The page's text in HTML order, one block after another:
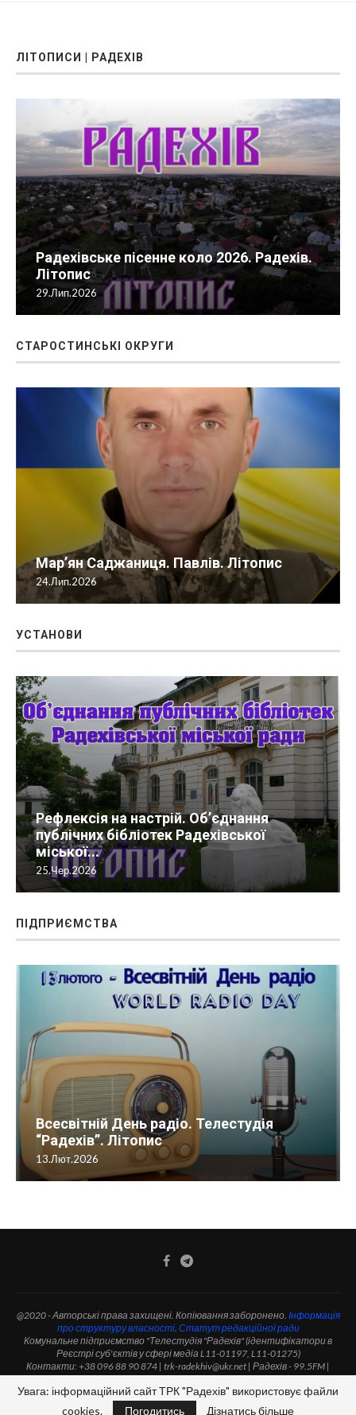
ЛІТОПИСИ | РАДЕХІВ
Радехівське пісенне коло 2026. Радехів.
Літопис
29.Лип.2026
СТАРОСТИНСЬКІ ОКРУГИ
Мар’ян Саджаниця. Павлів. Літопис
24.Лип.2026
УСТАНОВИ
Рефлексія на настрій. Об’єднання
публічних бібліотек Радехівської
міської...
25.Чер.2026
ПІДПРИЄМСТВА
Всесвітній День радіо. Телестудія
“Радехів”. Літопис
13.Лют.2026
@2020 - Авторські права захищені. Копіювання заборонено. Інформація
про структуру власності. Статут редакційної ради
Комунальне підприємство "Телестудія "Радехів" (ідентифікатори в
Реєстрі суб'єктів у сфері медіа L11-01197, L11-01275)
Контакти: +38 096 88 90 874 | trk-radekhiv@ukr.net | Радехів - 99.5FM |
Перемишляни - 105.1FM | м.Радехів, вул.Мазепи, 1а
ІТ-супровід від партнерів:UA.jewroom - ukrainian ethnic handcrafted jewelry
Увага: інформаційний сайт ТРК "Радехів" використовує файли
cookies.
Погодитись Дізнатись більше